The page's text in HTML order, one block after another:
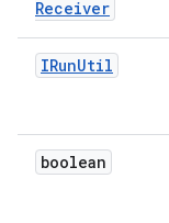
Receiver
IRunUtil
boolean